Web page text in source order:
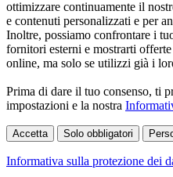
ottimizzare continuamente il
e contenuti personalizzati e per
Inoltre, possiamo confrontare i
fornitori esterni e mostrarti
online, ma solo se utilizzi già i
Prima di dare il tuo consenso, ti
impostazioni e la nostra
Accetta Solo obbligatori
Informativa sulla protezione dei